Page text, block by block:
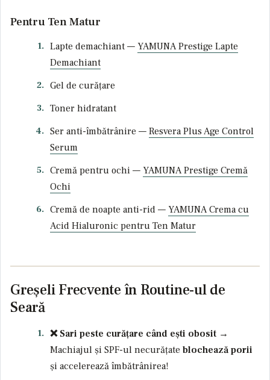
Pentru Ten Matur
Lapte demachiant — YAMUNA Prestige Lapte
Demachiant
Gel de curățare
Toner hidratant
Ser anti-îmbătrânire — Resvera Plus Age Control
Serum
Cremă pentru ochi — YAMUNA Prestige Cremă
Ochi
Cremă de noapte anti-rid — YAMUNA Crema cu
Acid Hialuronic pentru Ten Matur
Greșeli Frecvente în Routine-ul de
Seară
❌ Sari peste curățare când ești obosit→
Machiajul și SPF-ul necurățate blochează porii
și accelerează îmbătrânirea!